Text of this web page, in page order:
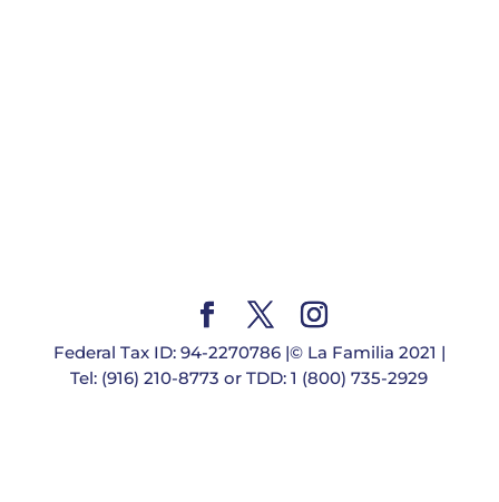
Federal Tax ID: 94-2270786 |© La Familia 2021 |
Tel: (916) 210-8773 or TDD: 1 (800) 735-2929